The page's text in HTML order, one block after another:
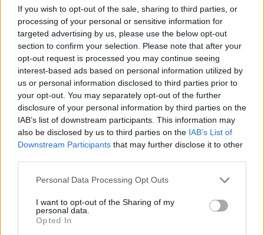
If you wish to opt-out of the sale, sharing to third parties, or
processing of your personal or sensitive information for
targeted advertising by us, please use the below opt-out
section to confirm your selection. Please note that after your
opt-out request is processed you may continue seeing
interest-based ads based on personal information utilized by
us or personal information disclosed to third parties prior to
your opt-out. You may separately opt-out of the further
disclosure of your personal information by third parties on the
IAB’s list of downstream participants. This information may
also be disclosed by us to third parties on the IAB’s List of
Downstream Participants that may further disclose it to other
Personal Data Processing Opt Outs
I want to opt-out of the Sharing of my
personal data.
Opted In
A
M A D
A
A
L A M E D
A
Palabras extra:
L
A M
A
A
L M
A
A
D A M
A
A
L A D
A
D
A M
E
A L
E
A
A D